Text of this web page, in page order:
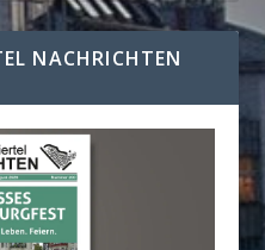
NACHRICHTEN A